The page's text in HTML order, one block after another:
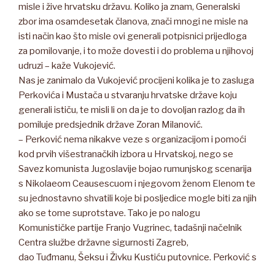
misle i žive hrvatsku državu. Koliko ja znam, Generalski
zbor ima osamdesetak članova, znači mnogi ne misle na
isti način kao što misle ovi generali potpisnici prijedloga
za pomilovanje, i to može dovesti i do problema u njihovoj
udruzi – kaže Vukojević.
Nas je zanimalo da Vukojević procijeni kolika je to zasluga
Perkovića i Mustača u stvaranju hrvatske države koju
generali ističu, te misli li on da je to dovoljan razlog da ih
pomiluje predsjednik države Zoran Milanović.
– Perković nema nikakve veze s organizacijom i pomoći
kod prvih višestranačkih izbora u Hrvatskoj, nego se
Savez komunista Jugoslavije bojao rumunjskog scenarija
s Nikolaeom Ceausescuom i njegovom ženom Elenom te
su jednostavno shvatili koje bi posljedice mogle biti za njih
ako se tome suprotstave. Tako je po nalogu
Komunističke partije Franjo Vugrinec, tadašnji načelnik
Centra službe državne sigurnosti Zagreb,
dao Tuđmanu, Šeksu i Živku Kustiću putovnice. Perković s